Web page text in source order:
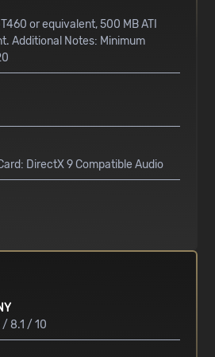
or equivalent, 500 MB ATI
Additional Notes: Minimum
DirectX 9 Compatible Audio
8.1 / 10